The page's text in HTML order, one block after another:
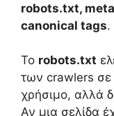
robots.txt,
canonical tags.
Το robots.txt
των crawlers σε
χρήσιμο, αλλά
Αν μια σελίδα